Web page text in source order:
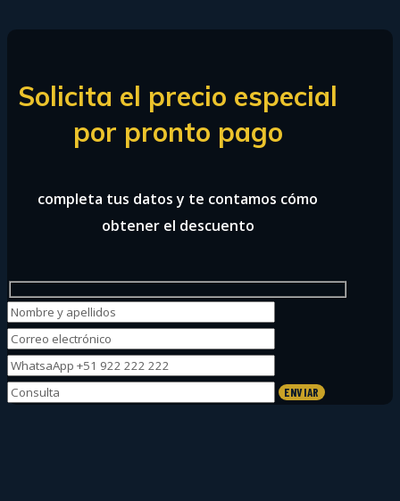
Solicita el precio especial
por pronto pago
completa tus datos y te contamos cómo
obtener el descuento